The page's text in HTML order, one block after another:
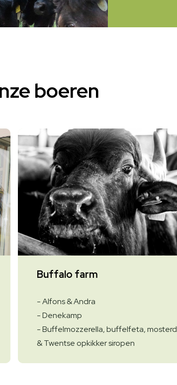
boeren
Buffalo farm
- Alfons & Andra
- Denekamp
- Buffelmozzerella, buffelfeta, mosterd
& Twentse opkikker siropen